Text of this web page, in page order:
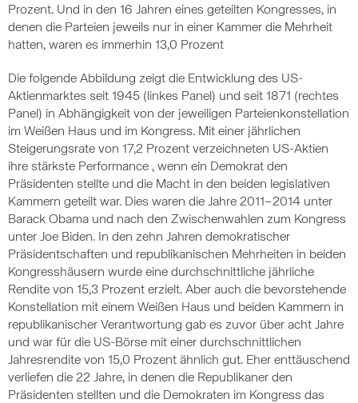
Prozent. Und in den 16 Jahren eines geteilten Kongresses, in
denen die Parteien jeweils nur in einer Kammer die Mehrheit
hatten, waren es immerhin 13,0 Prozent
Die folgende Abbildung zeigt die Entwicklung des US-
Aktienmarktes seit 1945 (linkes Panel) und seit 1871 (rechtes
Panel) in Abhängigkeit von der jeweiligen Parteienkonstellation
im Weißen Haus und im Kongress. Mit einer jährlichen
Steigerungsrate von 17,2 Prozent verzeichneten US-Aktien
ihre stärkste Performance , wenn ein Demokrat den
Präsidenten stellte und die Macht in den beiden legislativen
Kammern geteilt war. Dies waren die Jahre 2011–2014 unter
Barack Obama und nach den Zwischenwahlen zum Kongress
unter Joe Biden. In den zehn Jahren demokratischer
Präsidentschaften und republikanischen Mehrheiten in beiden
Kongresshäusern wurde eine durchschnittliche jährliche
Rendite von 15,3 Prozent erzielt. Aber auch die bevorstehende
Konstellation mit einem Weißen Haus und beiden Kammern in
republikanischer Verantwortung gab es zuvor über acht Jahre
und war für die US-Börse mit einer durchschnittlichen
Jahresrendite von 15,0 Prozent ähnlich gut. Eher enttäuschend
verliefen die 22 Jahre, in denen die Republikaner den
Präsidenten stellten und die Demokraten im Kongress das